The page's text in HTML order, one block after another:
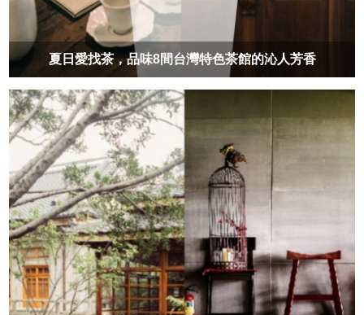
夏日愛找茶，品味8間台灣特色茶館的沁人芳香